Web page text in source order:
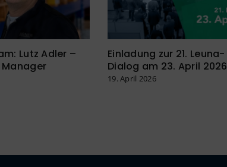
Lutz Adler –
Einladung zur 21. Leuna-
Dialog am 23. April 2026
19. April 2026